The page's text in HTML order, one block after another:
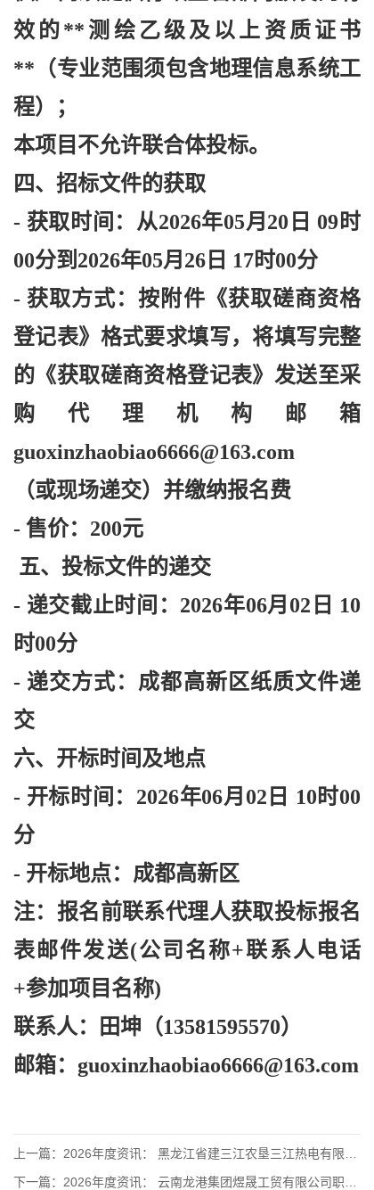
效的**测绘乙级及以上资质证书
**（专业范围须包含地理信息系统工
程）；
本项目不允许联合体投标。
四、招标文件的获取
- 获取时间：从2026年05月20日 09时
00分到2026年05月26日 17时00分
- 获取方式：按附件《获取磋商资格
登记表》格式要求填写，将填写完整
的《获取磋商资格登记表》发送至采
购代理机构邮箱
guoxinzhaobiao6666@163.com
（或现场递交）并缴纳报名费
- 售价：200元
五、投标文件的递交
- 递交截止时间：2026年06月02日 10
时00分
- 递交方式：成都高新区纸质文件递
交
六、开标时间及地点
- 开标时间：2026年06月02日 10时00
分
- 开标地点：成都高新区
注：报名前联系代理人获取投标报名
表邮件发送(公司名称+联系人电话
+参加项目名称)
联系人：田坤（13581595570）
邮箱： guoxinzhaobiao6666@163.com
上一篇： 2026年度资讯： 黑龙江省建三江农垦三江热电有限责任公司采
下一篇： 2026年度资讯： 云南龙港集团煜晟工贸有限公司职工食堂委托